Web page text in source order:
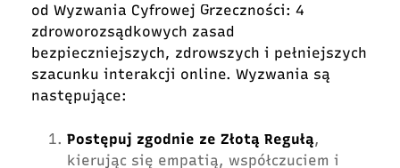
od Wyzwania Cyfrowej Grzeczności: 4
zdroworozsądkowych zasad
bezpieczniejszych, zdrowszych i pełniejszych
szacunku interakcji online. Wyzwania są
następujące:
Postępuj zgodnie ze Złotą Regułą,
kierując się empatią, współczuciem i